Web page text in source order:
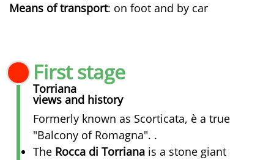
Means of transport: on foot and by car
First stage
Torriana
views and history
Formerly known as Scorticata, è a true
"Balcony of Romagna". .
The Rocca di Torriana is a stone giant